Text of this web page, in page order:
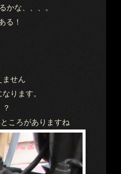
かな、、、。
る！
ません
ります。
ころがありますね